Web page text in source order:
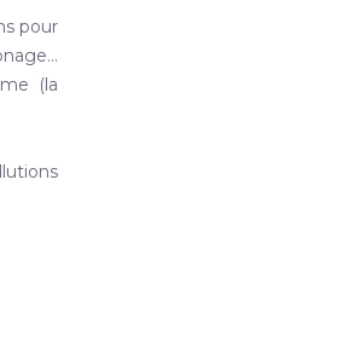
pour
(la